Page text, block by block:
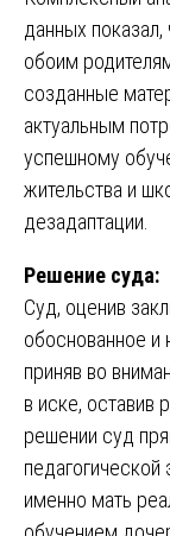
данных показал,
обоим
созданные
актуальным
успешному
жительства и
дезадаптации.
Решение суда:
Суд, оценив
обоснованное
приняв во
в иске, оставив
решении суд
именно мать